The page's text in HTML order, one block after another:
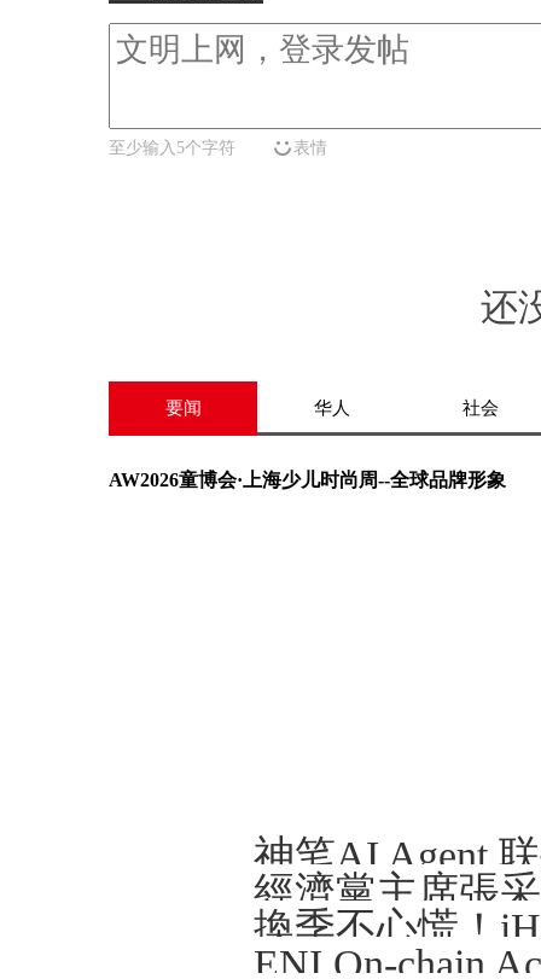
至少输入5个字符 表情
还
要闻 华人 社会
AW2026童博会·上海少儿时尚周--全球品牌形象